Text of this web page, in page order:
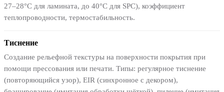
27–28°C для ламината, до 40°C для SPC), коэффициент
теплопроводности, термостабильность.
Тиснение
Создание рельефной текстуры на поверхности покрытия при
помощи прессования или печати. Типы: регулярное тиснение
(повторяющийся узор), EIR (синхронное с декором),